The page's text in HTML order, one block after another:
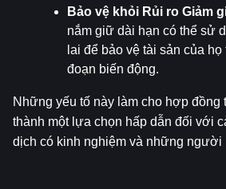
Bảo vệ khỏi Rủi ro Giảm
nắm giữ dài hạn có thể sử
lai để bảo vệ tài sản của
đoạn biến động.
Những yếu tố này làm cho hợp
thành một lựa chọn hấp dẫn đối với
dịch có kinh nghiệm và những người